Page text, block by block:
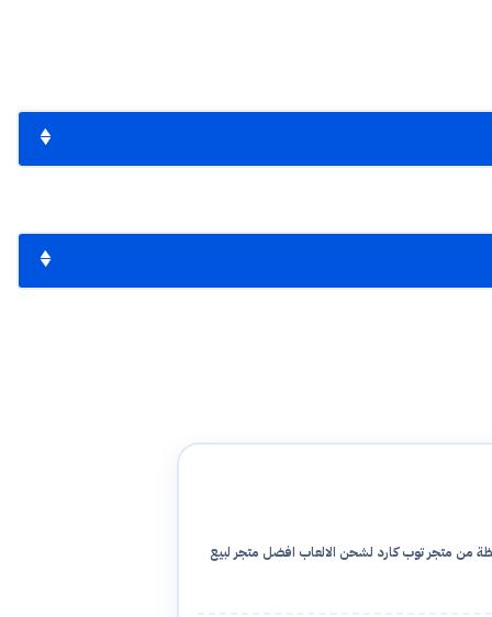
متجر توب كارد لشحن الالعاب افضل متجر لبيع